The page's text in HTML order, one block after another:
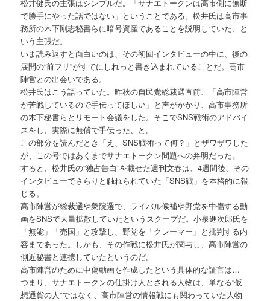
松井健氏の主張はシンプルだ。「サナエトークンは高市側に無断
で勝手にやった話ではない」ということである。松井氏は高市事
務所の木下剛志秘書らに暗号資産であることを説明していた、と
いう主張だ。
いま読み返すと面白いのは、その初回インタビューの中に、後の
展開の“前フリ”がすでにしれっと書き込まれていることだ。高市
陣営との出会いである。
松井氏はこう語っていた。昨秋の自民党総裁選直前、「高市陣営
が苦戦しているので手伝ってほしい」と声がかかり、高市事務所
の木下秘書らとリモート会議をした。そこでSNS戦術のアドバイ
スをし、実際に無償で手伝った、と。
この部分を読んだとき「え、SNS戦術って何？」とザワザワした
が、この号ではあくまでサナエトークン問題への弁明だった。
すると、松井氏の“独占告白”を載せた週刊文春は、4週間後、その
インタビューでさらりと触れられていた「SNS戦」を本格的に報
じる。
高市陣営が総裁選や衆院選で、ライバル候補や野党を中傷する動
画をSNSで大量拡散していたというスクープだ。小泉進次郎氏を
「無能」「売国」と攻撃し、野党を「クレーマー」と批判する内
容まであった。しかも、その作戦に松井氏が関与し、高市陣営の
側近秘書と連携していたというのだ。
高市陣営のために中傷動画を作成したという具体的な証言は…
つまり、サナエトークンの仕掛け人とされる人物は、単なる“仮
想通貨の人”ではなく、高市陣営の情報戦にも関わっていた人物